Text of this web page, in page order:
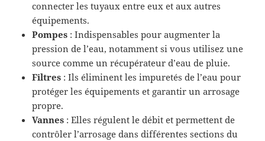
connecter les tuyaux entre eux et aux autres
équipements.
Pompes : Indispensables pour augmenter la
pression de l’eau, notamment si vous utilisez une
source comme un récupérateur d’eau de pluie.
Filtres : Ils éliminent les impuretés de l’eau pour
protéger les équipements et garantir un arrosage
propre.
Vannes : Elles régulent le débit et permettent de
contrôler l’arrosage dans différentes sections du